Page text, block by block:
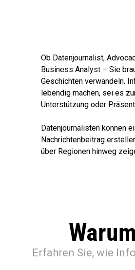
Ob Datenjournalist,
Business Analyst – Sie
Geschichten verwandeln.
lebendig machen, sei es
Unterstützung oder
Datenjournalisten können
Nachrichtenbeitrag
über Regionen hinweg
Erfahren Sie, wie